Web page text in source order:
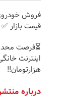
فروش
قیمت بازار ✅
هزارتومان!!
درباره